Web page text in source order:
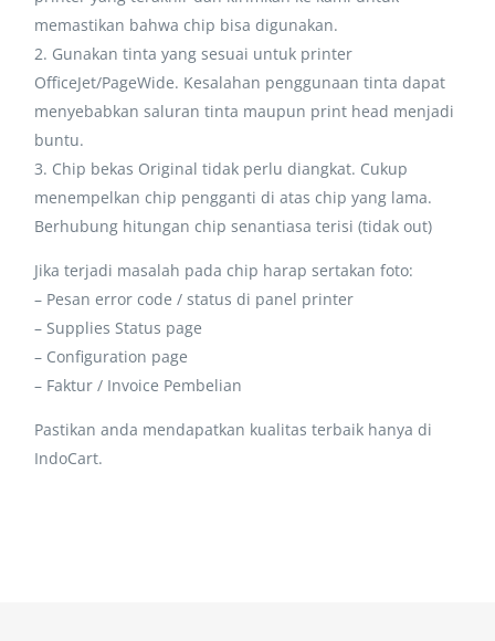
memastikan bahwa chip bisa digunakan.
2. Gunakan tinta yang sesuai untuk printer
OfficeJet/PageWide. Kesalahan penggunaan tinta dapat
menyebabkan saluran tinta maupun print head menjadi
buntu.
3. Chip bekas Original tidak perlu diangkat. Cukup
menempelkan chip pengganti di atas chip yang lama.
Berhubung hitungan chip senantiasa terisi (tidak out)
Jika terjadi masalah pada chip harap sertakan foto:
– Pesan error code / status di panel printer
– Supplies Status page
– Configuration page
– Faktur / Invoice Pembelian
Pastikan anda mendapatkan kualitas terbaik hanya di
IndoCart.